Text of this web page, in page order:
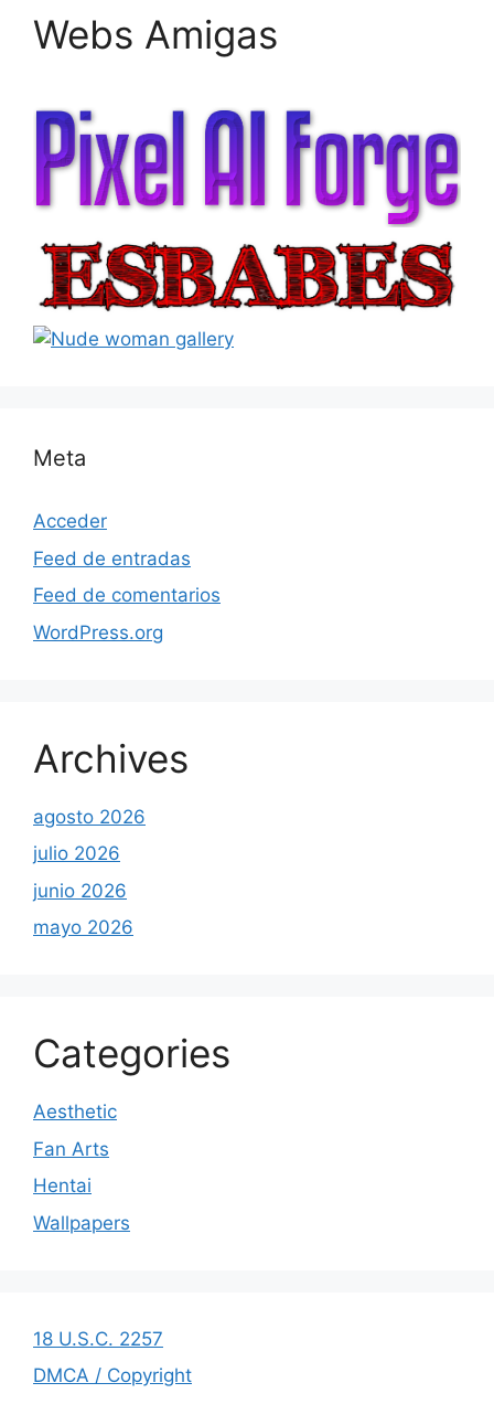
Webs Amigas
Meta
Acceder
Feed de entradas
Feed de comentarios
WordPress.org
Archives
agosto 2026
julio 2026
junio 2026
mayo 2026
Categories
Aesthetic
Fan Arts
Hentai
Wallpapers
18 U.S.C. 2257
DMCA / Copyright